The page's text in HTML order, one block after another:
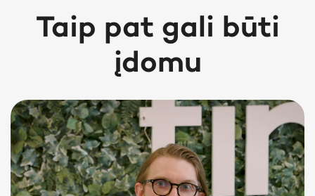
Taip pat gali būti
įdomu